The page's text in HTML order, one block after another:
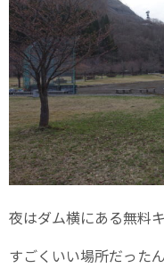
夜はダム横にある無料
すごくいい場所だった